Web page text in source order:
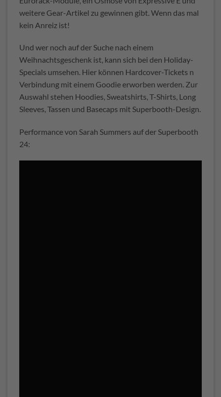
weitere Gear-Artikel zu gewinnen gibt. Wenn das mal
kein Anreiz ist!
Und wer noch auf der Suche nach einem
Weihnachtsgeschenk ist, kann sich bei den Holiday-
Specials umsehen. Hier können Hardcover-Tickets n
Verbindung mit einem Goodie erworben werden. Zur
Auswahl stehen Hoodies, Sweatshirts, T-Shirts, Long
Sleeves, Tassen und Basecaps mit Superbooth-Design.
Performance von Sarah Summers auf der Superbooth
24: